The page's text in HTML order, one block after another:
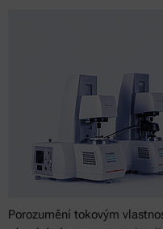
Porozumění tokovým